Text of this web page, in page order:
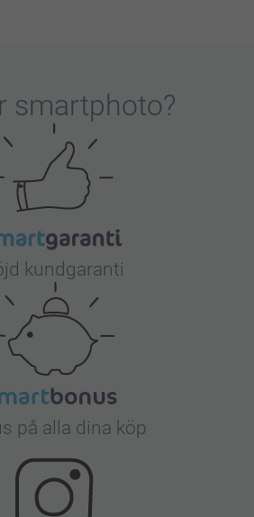
smartphoto?
kundgaranti
på alla dina köp